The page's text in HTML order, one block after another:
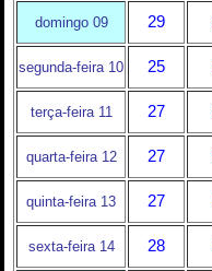
domingo 09 29
segunda-feira 10 25
terça-feira 11 27
quarta-feira 12 27
quinta-feira 13 27
sexta-feira 14 28